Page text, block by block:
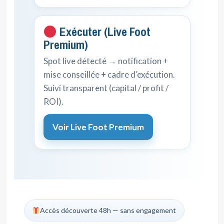
Exécuter (Live Foot
Premium)
Spot live détecté → notification +
mise conseillée + cadre d’exécution.
Suivi transparent (capital / profit /
ROI).
Voir Live Foot Premium
Accès découverte 48h — sans engagement